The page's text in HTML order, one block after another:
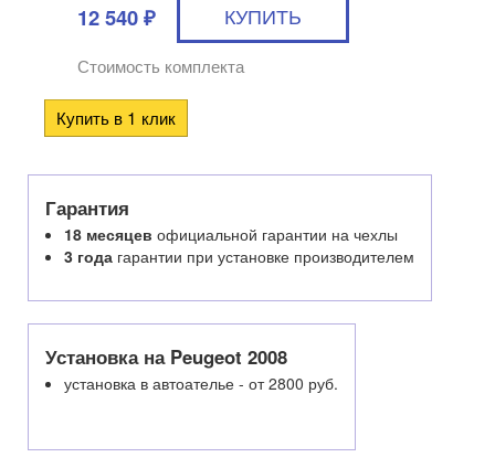
12 540 ₽
Стоимость комплекта
Гарантия
18 месяцев официальной гарантии на чехлы
3 года гарантии при установке производителем
Установка на Peugeot 2008
установка в автоателье - от 2800 руб.